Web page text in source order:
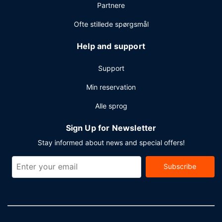
mødelokaler. Selvstændig parkering (tillægsgebyr) er til
rådighed på stedet.
Partnere
Ofte stillede spørgsmål
Help and support
Support
Min reservation
Alle sprog
Sign Up for Newsletter
Stay informed about news and special offers!
Subscribe